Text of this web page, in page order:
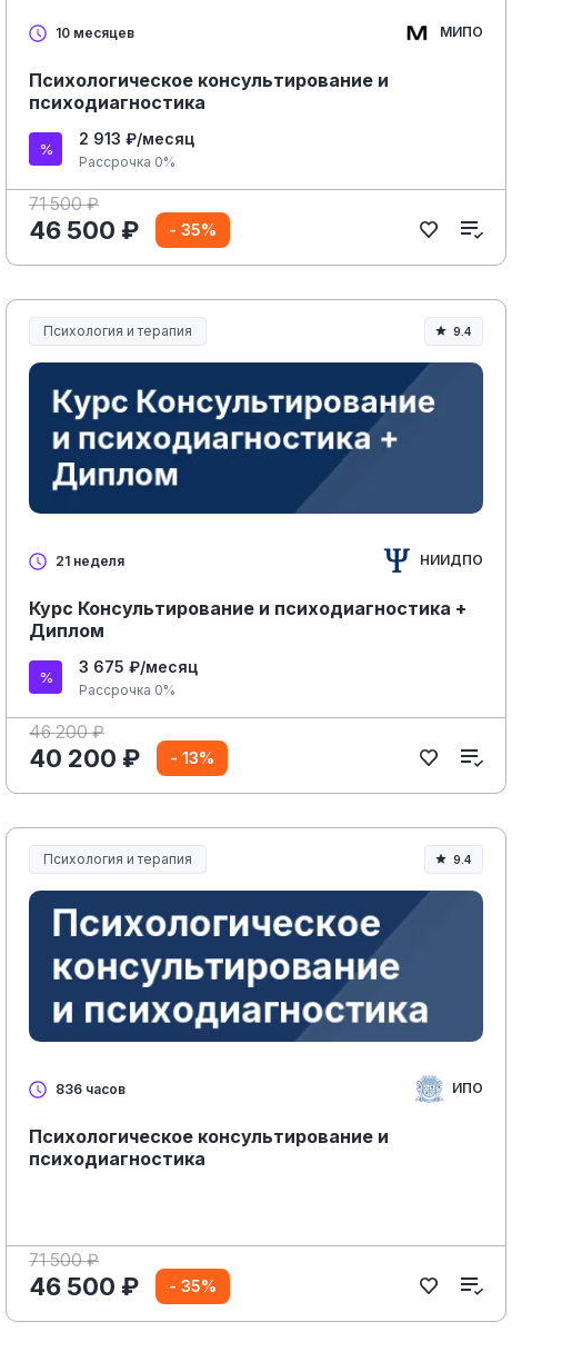
10 месяцев МИПО
Психологическое консультирование и
психодиагностика
2 913 ₽/месяц
Рассрочка 0%
71 500 ₽
46 500 ₽ - 35%
Психология и терапия 9.4
21 неделя НИИДПО
Курс Консультирование и психодиагностика +
Диплом
3 675 ₽/месяц
Рассрочка 0%
46 200 ₽
40 200 ₽ - 13%
Психология и терапия 9.4
836 часов ИПО
Психологическое консультирование и
психодиагностика
71 500 ₽
46 500 ₽ - 35%